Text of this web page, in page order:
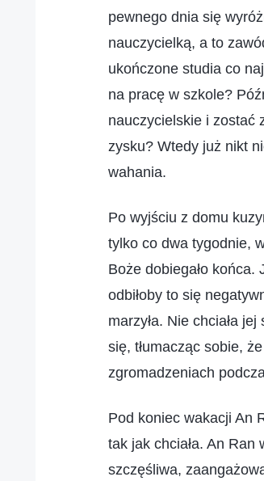
pewnego dnia się
nauczycielką, a to
ukończone studia co
na pracę w szkole?
nauczycielskie i zostać
zysku? Wtedy już nikt
wahania.
Po wyjściu z domu
tylko co dwa tygodnie,
Boże dobiegało końca.
odbiłoby to się
marzyła. Nie chciała
się, tłumacząc sobie,
zgromadzeniach
Pod koniec wakacji An
tak jak chciała. An Ran
szczęśliwa,